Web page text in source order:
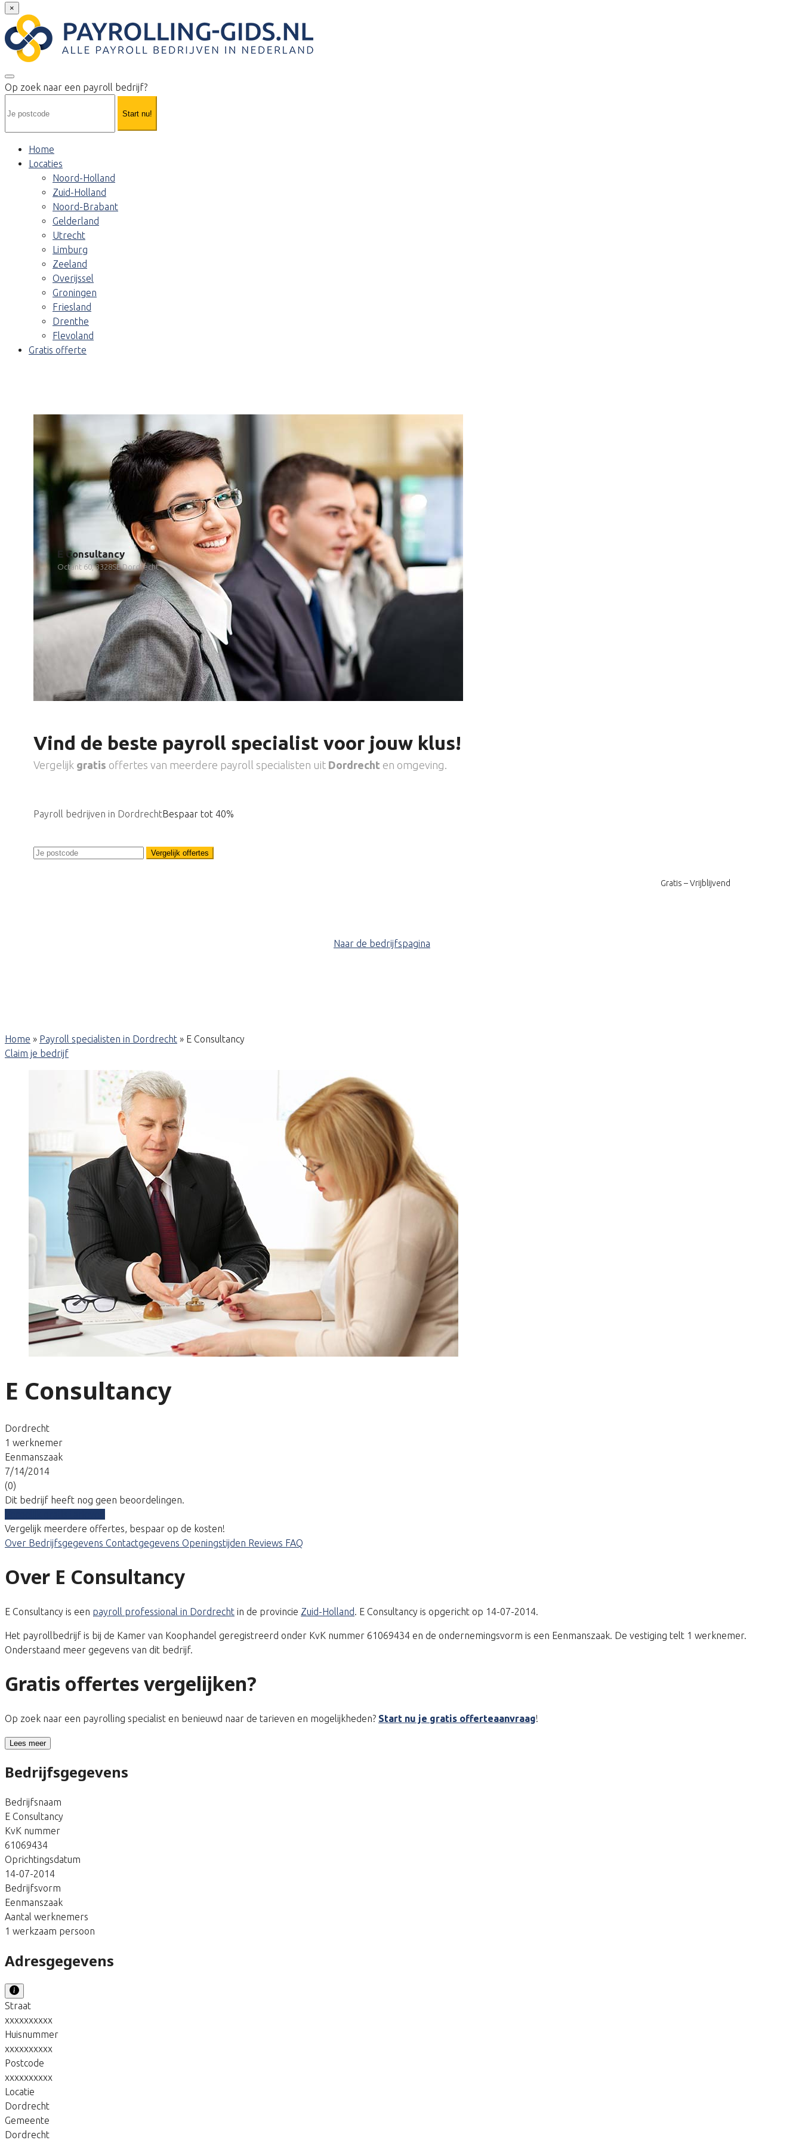
×
Op zoek naar een payroll bedrijf?
Start nu!
Home
Locaties
Noord-Holland
Zuid-Holland
Noord-Brabant
Gelderland
Utrecht
Limburg
Zeeland
Overijssel
Groningen
Friesland
Drenthe
Flevoland
Gratis offerte
E Consultancy
Octant 60, 3328SE Dordrecht
Vind de beste payroll specialist voor jouw klus!
Vergelijk gratis offertes van meerdere payroll specialisten uit Dordrecht en omgeving.
Payroll bedrijven in DordrechtBespaar tot 40%
Vergelijk offertes
Gratis – Vrijblijvend
Naar de bedrijfspagina
Home » Payroll specialisten in Dordrecht » E Consultancy
Claim je bedrijf
E Consultancy
Dordrecht
1 werknemer
Eenmanszaak
7/14/2014
(0)
Dit bedrijf heeft nog geen beoordelingen.
Vergelijk meerdere offertes, bespaar op de kosten!
Over Bedrijfsgegevens Contactgegevens Openingstijden Reviews FAQ
Over E Consultancy
E Consultancy is een payroll professional in Dordrecht in de provincie Zuid-Holland. E Consultancy is opgericht op 14-07-2014.
Het payrollbedrijf is bij de Kamer van Koophandel geregistreerd onder KvK nummer 61069434 en de ondernemingsvorm is een Eenmanszaak. De vestiging telt 1 werknemer.
Onderstaand meer gegevens van dit bedrijf.
Gratis offertes vergelijken?
Op zoek naar een payrolling specialist en benieuwd naar de tarieven en mogelijkheden? Start nu je gratis offerteaanvraag!
Lees meer
Bedrijfsgegevens
Bedrijfsnaam
E Consultancy
KvK nummer
61069434
Oprichtingsdatum
14-07-2014
Bedrijfsvorm
Eenmanszaak
Aantal werknemers
1 werkzaam persoon
Adresgegevens
Straat
xxxxxxxxxx
Huisnummer
xxxxxxxxxx
Postcode
xxxxxxxxxx
Locatie
Dordrecht
Gemeente
Dordrecht